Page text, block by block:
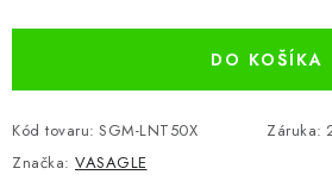
DO KOŠÍKA
Kód tovaru: SGM-LNT50X Záruka:
Značka: VASAGLE